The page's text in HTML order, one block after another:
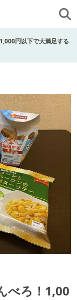
円以下で大満足する
べろ！1,00